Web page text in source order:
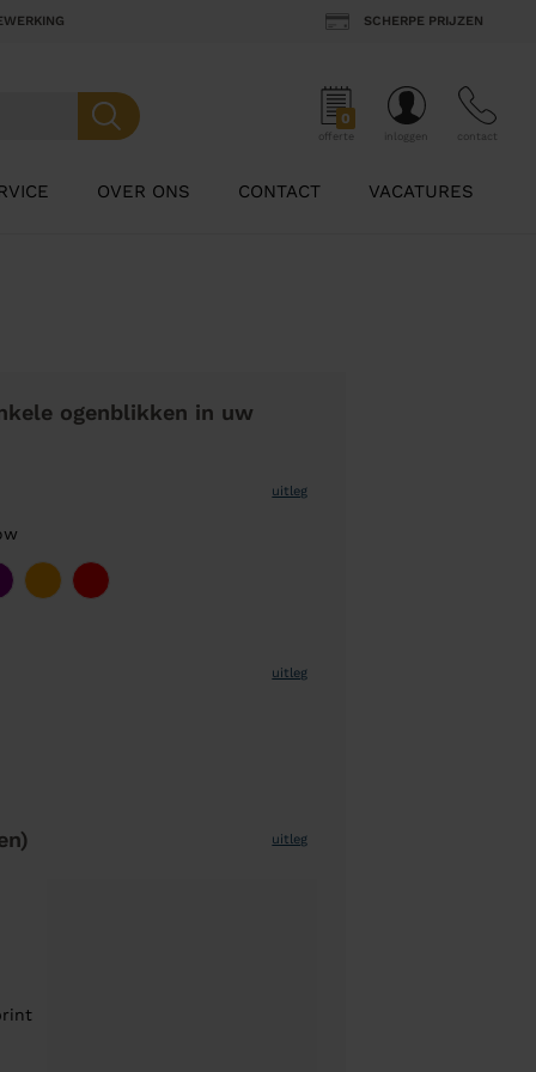
SCHERPE PRIJZEN
0
offerte inloggen contact
OVER ONS CONTACT VACATURES
ogenblikken in uw
uitleg
uitleg
uitleg